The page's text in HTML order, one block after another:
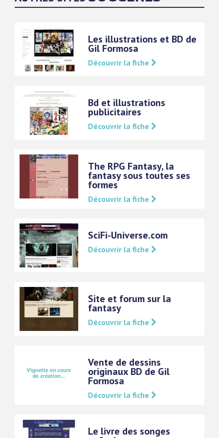
Les illustrations et BD de
Gil Formosa
Découvrir la fiche
Bd et illustrations
publicitaires
Découvrir la fiche
The RPG Fantasy, la
fantasy sous toutes ses
formes
Découvrir la fiche
SciFi-Universe.com
Découvrir la fiche
Site et forum sur la
fantasy
Découvrir la fiche
Vente de dessins
originaux BD de Gil
Formosa
Découvrir la fiche
Le livre des songes